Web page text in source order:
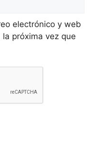
electrónico y web
próxima vez que